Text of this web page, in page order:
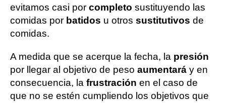
evitamos casi por completo sustituyendo las
comidas por batidos u otros sustitutivos de
comidas.
A medida que se acerque la fecha, la presión
por llegar al objetivo de peso aumentará y en
consecuencia, la frustración en el caso de
que no se estén cumpliendo los objetivos que